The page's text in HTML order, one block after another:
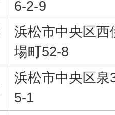
6-2-9
浜松市中央区西
場町52-8
浜松市中央区泉
5-1